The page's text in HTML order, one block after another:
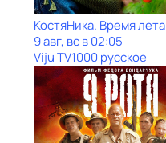
КостяНика. Время лета
9 авг, вс в 02:05
Viju TV1000 русское